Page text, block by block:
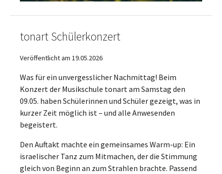
tonart Schülerkonzert
Veröffentlicht am 19.05.2026
Was für ein unvergesslicher Nachmittag! Beim
Konzert der Musikschule tonart am Samstag den
09.05. haben Schülerinnen und Schüler gezeigt, was in
kurzer Zeit möglich ist – und alle Anwesenden
begeistert.
Den Auftakt machte ein gemeinsames Warm-up: Ein
israelischer Tanz zum Mitmachen, der die Stimmung
gleich von Beginn an zum Strahlen brachte. Passend